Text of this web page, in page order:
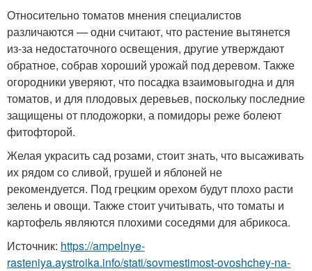
Относительно томатов мнения специалистов
различаются — одни считают, что растение вытянется
из-за недостаточного освещения, другие утверждают
обратное, собрав хороший урожай под деревом. Также
огородники уверяют, что посадка взаимовыгодна и для
томатов, и для плодовых деревьев, поскольку последние
защищены от плодожорки, а помидоры реже болеют
фитофторой.
Желая украсить сад розами, стоит знать, что высаживать
их рядом со сливой, грушей и яблоней не
рекомендуется. Под грецким орехом будут плохо расти
зелень и овощи. Также стоит учитывать, что томаты и
картофель являются плохими соседями для абрикоса.
Источник: https://ampelnye-
rasteniya.aystroika.info/stati/sovmestimost-ovoshchey-na-